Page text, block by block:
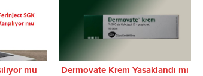
mu Dermovate Krem Yasaklandı mı